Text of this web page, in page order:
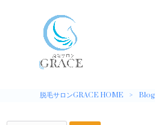
脱毛サロンGRACE HOME > Blog